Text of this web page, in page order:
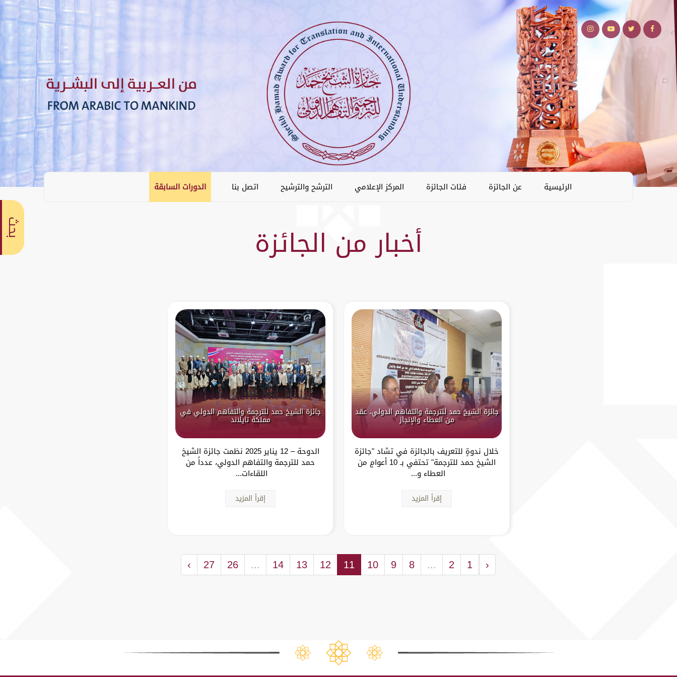
الرئيسية عن الجائزة فئات الجائزة المركز الإعلامي الترشح والترشيح اتصل بنا الدورات السابقة
أخبار من الجائزة
جائزة الشيخ حمد للترجمة والتفاهم الدولي، عقد
من العطاء والإنجاز
خلال ندوةٍ للتعريف بالجائزة في تشاد "جائزة
الشيخ حمد للترجمة" تحتفي بـ 10 أعوامٍ من
العطاء و...
إقرأ المزيد
جائزة الشيخ حمد للترجمة والتفاهم الدولي في
مملكة تايلاند
الدوحة – 12 يناير 2025 نظمت جائزة الشيخ
حمد للترجمة والتفاهم الدولي، عدداً من
اللقاءات...
إقرأ المزيد
‹
1
2
...
8
9
10
11
12
13
14
...
26
27
›
بحث